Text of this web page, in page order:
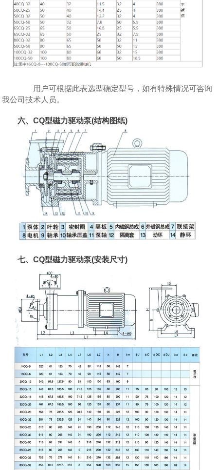
用户可根据此表选型确定型号，如有特殊情况可咨询
我公司技术人员。
六、CQ型磁力驱动泵(结构图纸)
七、CQ型磁力驱动泵(安装尺寸)